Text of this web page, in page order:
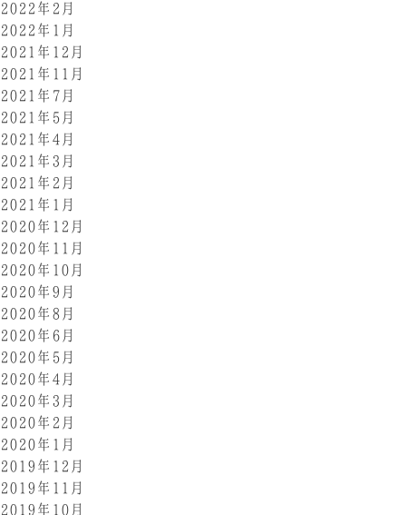
2022年2月
2022年1月
2021年12月
2021年11月
2021年7月
2021年5月
2021年4月
2021年3月
2021年2月
2021年1月
2020年12月
2020年11月
2020年10月
2020年9月
2020年8月
2020年6月
2020年5月
2020年4月
2020年3月
2020年2月
2020年1月
2019年12月
2019年11月
2019年10月